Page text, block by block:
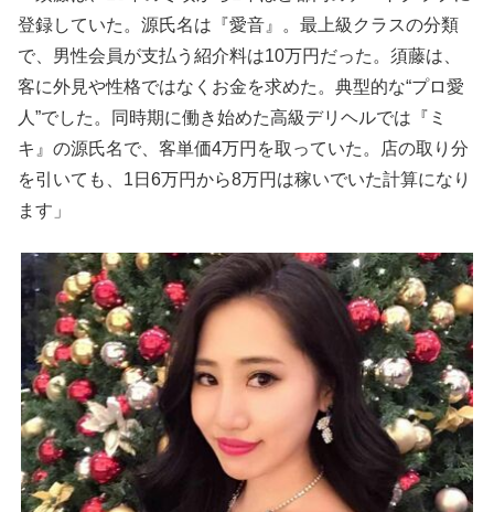
登録していた。源氏名は『愛音』。最上級クラスの分類
で、男性会員が支払う紹介料は10万円だった。須藤は、
客に外見や性格ではなくお金を求めた。典型的な“プロ愛
人”でした。同時期に働き始めた高級デリヘルでは『ミ
キ』の源氏名で、客単価4万円を取っていた。店の取り分
を引いても、1日6万円から8万円は稼いでいた計算になり
ます」